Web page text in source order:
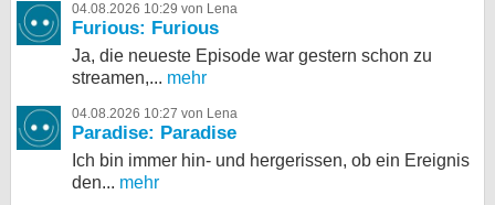
04.08.2026 10:29 von Lena
Furious: Furious
Ja, die neueste Episode war gestern schon zu
streamen,... mehr
04.08.2026 10:27 von Lena
Paradise: Paradise
Ich bin immer hin- und hergerissen, ob ein Ereignis
den... mehr